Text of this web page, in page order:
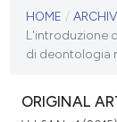
VOL. 64 NO. 1 (2015)
HOME /
L'introduzione
di deontologia
ORIGINAL